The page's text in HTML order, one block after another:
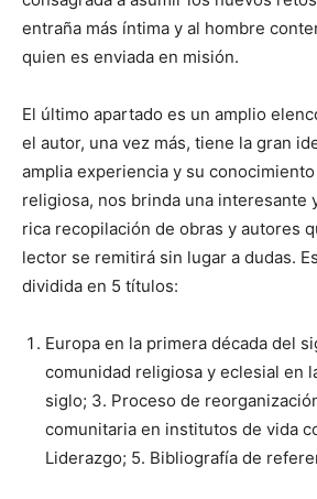
entraña más íntima y al hombre
quien es enviada en misión.
El último apartado es un amplio
el autor, una vez más, tiene la gran
amplia experiencia y su
religiosa, nos brinda una interesante
rica recopilación de obras y autores
lector se remitirá sin lugar a dudas.
dividida en 5 títulos:
Europa en la primera década del
comunidad religiosa y eclesial en
siglo; 3. Proceso de
comunitaria en institutos de vida
Liderazgo; 5. Bibliografía de